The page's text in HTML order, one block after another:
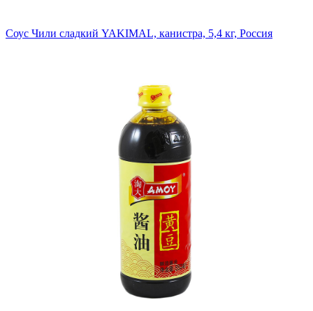
Соус Чили сладкий YAKIMAL, канистра, 5,4 кг, Россия